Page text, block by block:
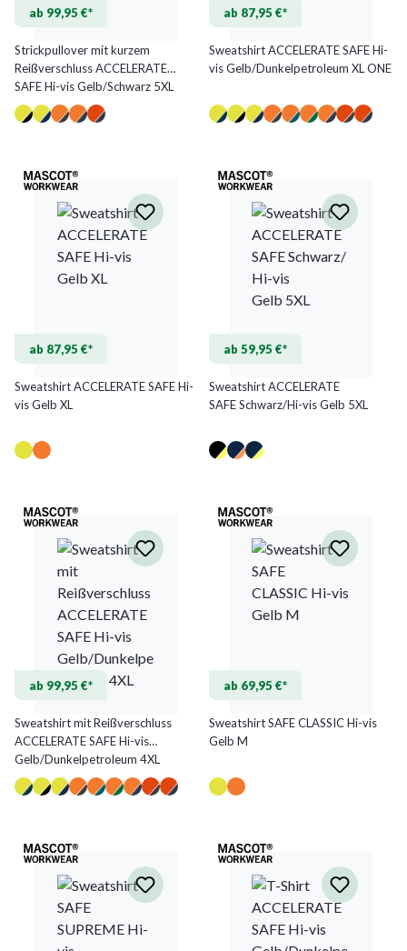
ab 99,95 €*
Strickpullover mit kurzem
Reißverschluss ACCELERATE
SAFE Hi-vis Gelb/Schwarz 5XL
ab 87,95 €*
Sweatshirt ACCELERATE SAFE Hi-
vis Gelb/Dunkelpetroleum XL ONE
ab 87,95 €*
Sweatshirt ACCELERATE SAFE Hi-
vis Gelb XL
ab 59,95 €*
Sweatshirt ACCELERATE
SAFE Schwarz/Hi-vis Gelb 5XL
ab 99,95 €*
Sweatshirt mit Reißverschluss
ACCELERATE SAFE Hi-vis
Gelb/Dunkelpetroleum 4XL
ab 69,95 €*
Sweatshirt SAFE CLASSIC Hi-vis
Gelb M